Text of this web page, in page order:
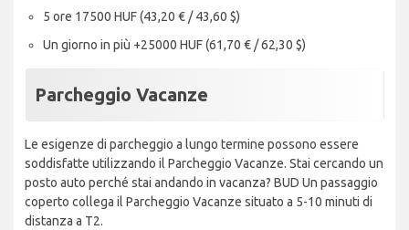
5 ore 17500 HUF (43,20 € / 43,60 $)
Un giorno in più +25000 HUF (61,70 € / 62,30 $)
Parcheggio Vacanze
Le esigenze di parcheggio a lungo termine possono essere
soddisfatte utilizzando il Parcheggio Vacanze. Stai cercando un
posto auto perché stai andando in vacanza? BUD Un passaggio
coperto collega il Parcheggio Vacanze situato a 5-10 minuti di
distanza a T2.